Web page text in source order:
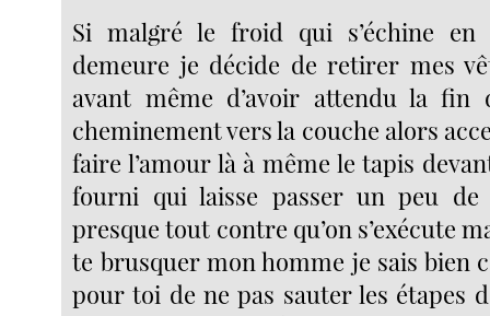
Si malgré le froid qui s’échine
demeure je décide de retirer mes
avant même d’avoir attendu la
cheminement vers la couche alors
faire l’amour là à même le tapis
fourni qui laisse passer un peu de
presque tout contre qu’on s’exécute
te brusquer mon homme je sais bien
pour toi de ne pas sauter les étapes